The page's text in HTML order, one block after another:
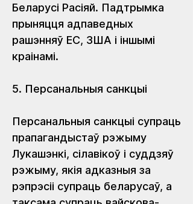
Беларусі Расіяй. Падтрымка
прыняцця адпаведных
рашэнняў ЕС, ЗША і іншымі
краінамі.
5. Персанальныя санкцыі
Персанальныя санкцыі супраць
прапагандыстаў рэжыму
Лукашэнкі, сілавікоў і суддзяў
рэжыму, якія адказныя за
рэпрэсіі супраць беларусаў, а